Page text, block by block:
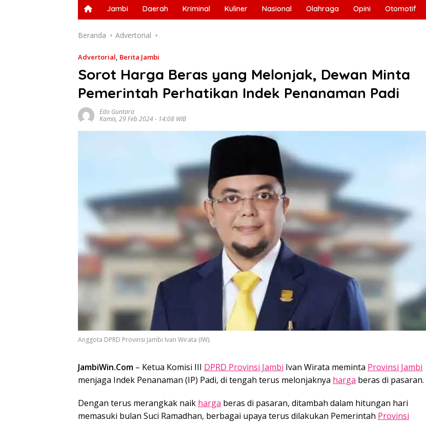
Jambi Daerah Kriminal Kuliner Nasional Olahraga Opini Otomotif
Beranda Advertorial
Advertorial, Berita Jambi
Sorot Harga Beras yang Melonjak, Dewan Minta
Pemerintah Perhatikan Indek Penanaman Padi
Edo Guntara
Kamis, 29 Feb 2024 - 14:08 WIB
Anggota DPRD Provinsi Jambi Ivan Wirata (IW).
JambiWin.Com – Ketua Komisi III DPRD Provinsi Jambi Ivan Wirata meminta Provinsi Jambi
menjaga Indek Penanaman (IP) Padi, di tengah terus melonjaknya harga beras di pasaran.
Dengan terus merangkak naik harga beras di pasaran, ditambah dalam hitungan hari
memasuki bulan Suci Ramadhan, berbagai upaya terus dilakukan Pemerintah Provinsi